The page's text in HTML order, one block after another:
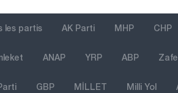
les partis AK Parti MHP CHP
ANAP YRP ABP
GBP MİLLET Milli Yol